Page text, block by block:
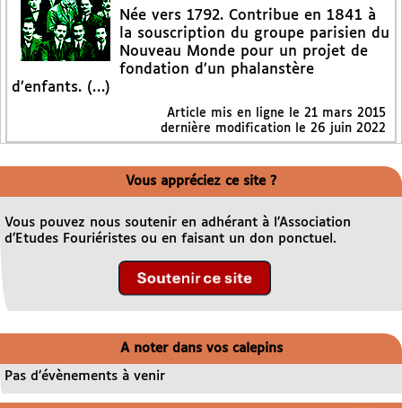
Née vers 1792. Contribue en 1841 à
la souscription du groupe parisien du
Nouveau Monde pour un projet de
fondation d’un phalanstère
d’enfants. (…)
Article mis en ligne le 21 mars 2015
dernière modification le 26 juin 2022
Vous appréciez ce site ?
Vous pouvez nous soutenir en adhérant à l’Association
d’Etudes Fouriéristes ou en faisant un don ponctuel.
A noter dans vos calepins
Pas d’évènements à venir